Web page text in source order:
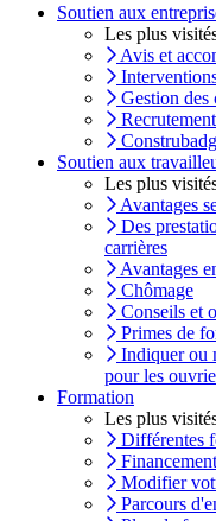
Soutien aux
Les plus
Avis et
Gestion des
Recrutement
Soutien aux
Les plus
Avantages
Des
carrières
Avantages
Chômage
Conseils et
Primes de
Indiquer ou
pour les
Formation
Les plus
Différentes
Modifier
Parcours